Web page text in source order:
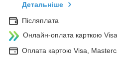
Детальніше
Післяплата
Онлайн-оплата карткою
Оплата картою Visa,